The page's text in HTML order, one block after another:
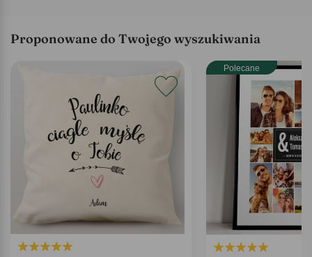
Proponowane do Twojego wyszukiwania
Polecane